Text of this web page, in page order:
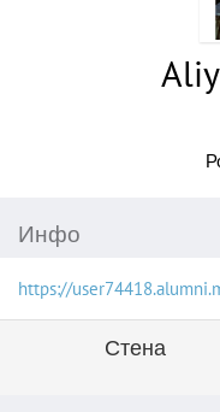
Инфо
https://
Стена